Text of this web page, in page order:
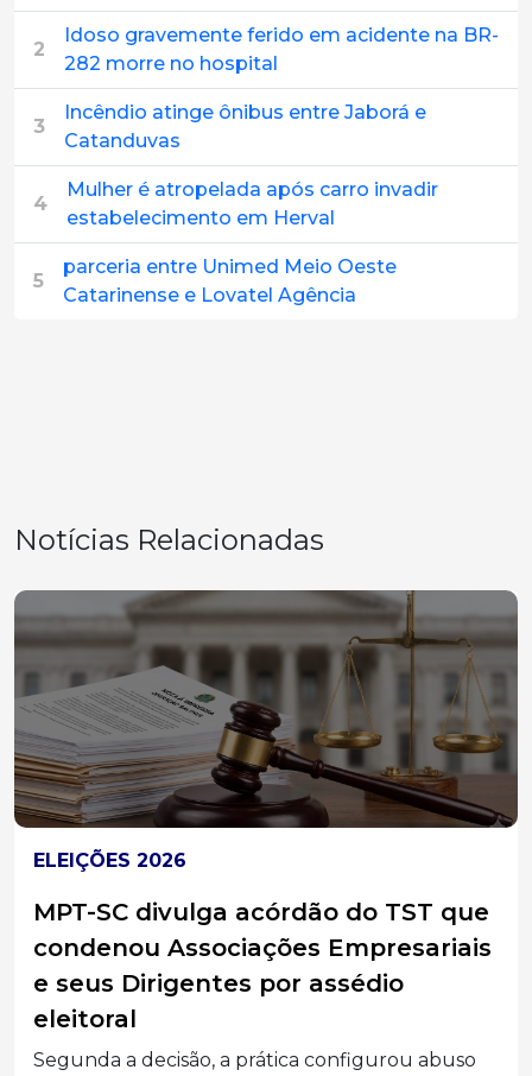
2
Idoso gravemente ferido em acidente na BR-
282 morre no hospital
3
Incêndio atinge ônibus entre Jaborá e
Catanduvas
4
Mulher é atropelada após carro invadir
estabelecimento em Herval
5
parceria entre Unimed Meio Oeste
Catarinense e Lovatel Agência
Notícias Relacionadas
ELEIÇÕES 2026
MPT-SC divulga acórdão do TST que
condenou Associações Empresariais
e seus Dirigentes por assédio
eleitoral
Segunda a decisão, a prática configurou abuso